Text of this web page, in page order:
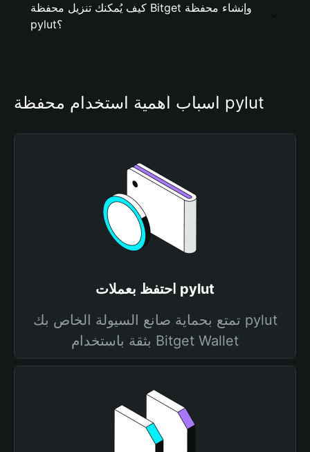
كيف يُمكنك تنزيل محفظة Bitget وإنشاء محفظة
pylut؟
أسباب أهمية استخدام محفظة pylut
احتفظ بعملات pylut
تمتع بحماية صانع السيولة الخاص بك pylut
بثقة باستخدام Bitget Wallet